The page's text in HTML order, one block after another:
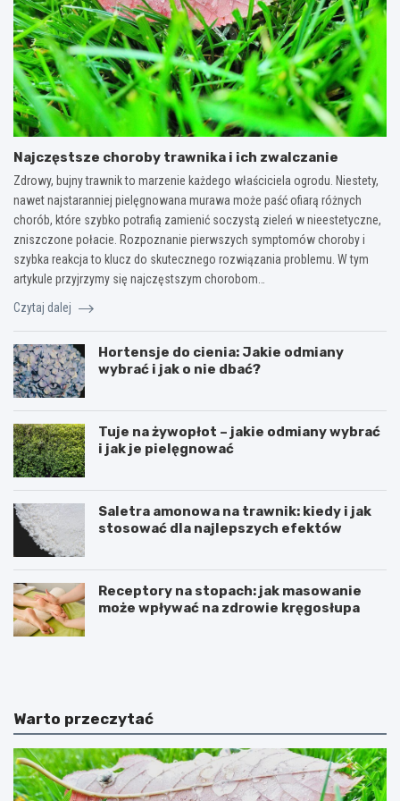
Najczęstsze choroby trawnika i ich zwalczanie
Zdrowy, bujny trawnik to marzenie każdego właściciela ogrodu. Niestety,
nawet najstaranniej pielęgnowana murawa może paść ofiarą różnych
chorób, które szybko potrafią zamienić soczystą zieleń w nieestetyczne,
zniszczone połacie. Rozpoznanie pierwszych symptomów choroby i
szybka reakcja to klucz do skutecznego rozwiązania problemu. W tym
artykule przyjrzymy się najczęstszym chorobom…
Czytaj dalej
Hortensje do cienia: Jakie odmiany
wybrać i jak o nie dbać?
Tuje na żywopłot – jakie odmiany wybrać
i jak je pielęgnować
Saletra amonowa na trawnik: kiedy i jak
stosować dla najlepszych efektów
Receptory na stopach: jak masowanie
może wpływać na zdrowie kręgosłupa
U
j
n
a
c
y
T
e
n
i
e
s
Warto przeczytać